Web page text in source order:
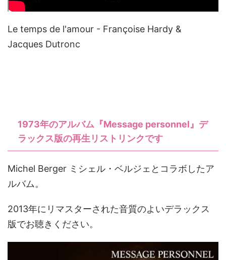
Le temps de l'amour - Françoise Hardy &
Jacques Dutronc
1973年のアルバム『Message personnel』デ
ラックス版の再生リストリンクです
Michel Berger ミシェル・ベルジェとコラボしたア
ルバム。
2013年にリマスターされた音質のよいデラックス
版でお聴きください。